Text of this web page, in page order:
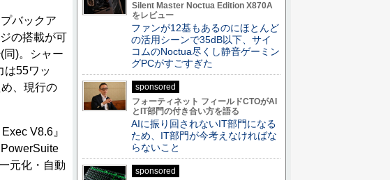
バックア
の搭載が可
同)。シャー
は55ワッ
、現行の
V8.6』
元化・自動
Silent Master Noctua Edition X870A
をレビュー
ファンが12基もあるのにほとんど
の活用シーンで35dB以下、サイ
コムのNoctua尽くし静音ゲーミン
グPCがすごすぎた
sponsored
フォーティネット フィールドCTOがAI
とIT部門の付き合い方を語る
AIに振り回されないIT部門になる
ため、IT部門が今考えなければな
らないこと
sponsored